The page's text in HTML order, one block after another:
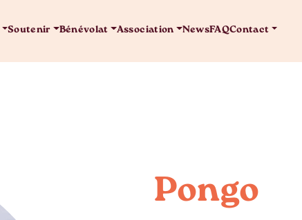
Soutenir Bénévolat Association NewsFAQContact
Pongo